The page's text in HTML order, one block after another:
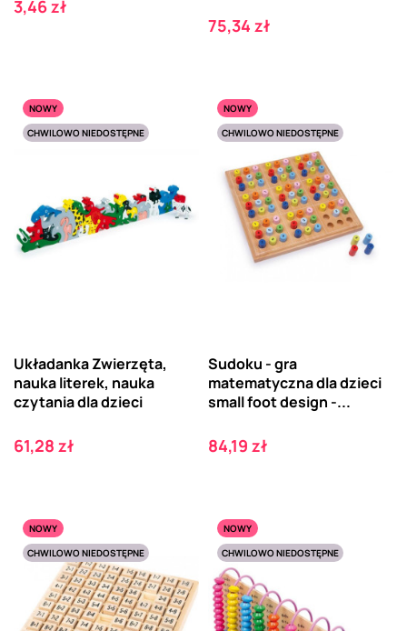
Cena
3,46 zł
Cena
75,34 zł
NOWY
CHWILOWO NIEDOSTĘPNE
Układanka Zwierzęta,
nauka literek, nauka
czytania dla dzieci
Cena
61,28 zł
NOWY
CHWILOWO NIEDOSTĘPNE
Sudoku - gra
matematyczna dla dzieci
small foot design -...
Cena
84,19 zł
NOWY
CHWILOWO NIEDOSTĘPNE
NOWY
CHWILOWO NIEDOSTĘPNE